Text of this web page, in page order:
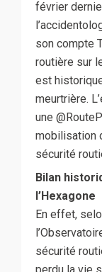
février
son compte
routière sur
est
meurtrière.
une
mobilisation
sécurité
Bilan
l’Hexagone
En effet,
sécurité